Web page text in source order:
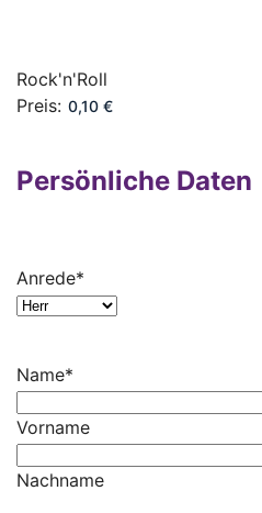
Rock'n'Roll
Preis:
Persönliche Daten
Anrede*
Name*
Vorname
Nachname